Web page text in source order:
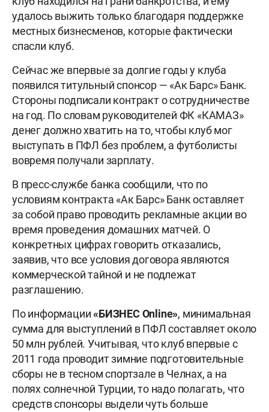
удалось выжить только благодаря поддержке
местных бизнесменов, которые фактически
спасли клуб.
Сейчас же впервые за долгие годы у клуба
появился титульный спонсор — «Ак Барс» Банк.
Стороны подписали контракт о сотрудничестве
на год. По словам руководителей ФК «КАМАЗ»
денег должно хватить на то, чтобы клуб мог
выступать в ПФЛ без проблем, а футболисты
вовремя получали зарплату.
В пресс-службе банка сообщили, что по
условиям контракта «Ак Барс» Банк оставляет
за собой право проводить рекламные акции во
время проведения домашних матчей. О
конкретных цифрах говорить отказались,
заявив, что все условия договора являются
коммерческой тайной и не подлежат
разглашению.
По информации«БИЗНЕС Online», минимальная
сумма для выступлений в ПФЛ составляет около
50 млн рублей. Учитывая, что клуб впервые с
2011 года проводит зимние подготовительные
сборы не в тесном спортзале в Челнах, а на
полях солнечной Турции, то надо полагать, что
средств спонсоры выдели чуть больше